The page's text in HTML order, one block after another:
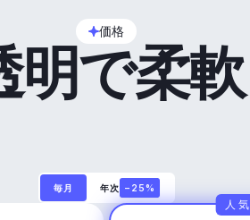
価格
明で柔軟
毎月 年次 −25%
人気